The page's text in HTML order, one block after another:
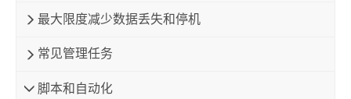
最大限度减少数据丢失和停机
常见管理任务
脚本和自动化